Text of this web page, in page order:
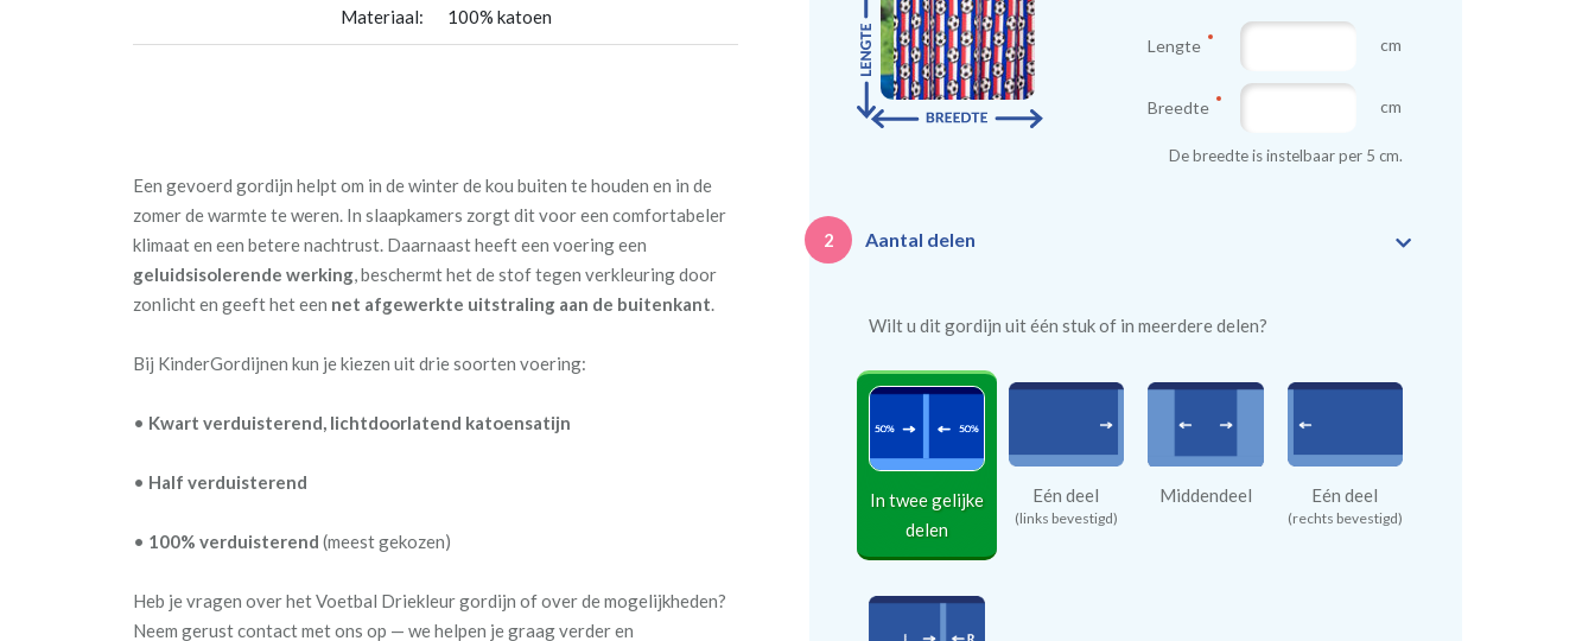
Materiaal: 100% katoen
Een gevoerd gordijn helpt om in de winter de kou buiten te houden en in de
zomer de warmte te weren. In slaapkamers zorgt dit voor een comfortabeler
klimaat en een betere nachtrust. Daarnaast heeft een voering een
geluidsisolerende werking, beschermt het de stof tegen verkleuring door
zonlicht en geeft het een net afgewerkte uitstraling aan de buitenkant.
Bij KinderGordijnen kun je kiezen uit drie soorten voering:
• Kwart verduisterend, lichtdoorlatend katoensatijn
• Half verduisterend
• 100% verduisterend (meest gekozen)
Heb je vragen over het Voetbal Driekleur gordijn of over de mogelijkheden?
Neem gerust contact met ons op — we helpen je graag verder en
Lengte cm
Breedte cm
De breedte is instelbaar per 5 cm.
2 Aantal delen
Wilt u dit gordijn uit één stuk of in meerdere delen?
In twee gelijke
delen
Eén deel
(links bevestigd)
Middendeel Eén deel
(rechts bevestigd)